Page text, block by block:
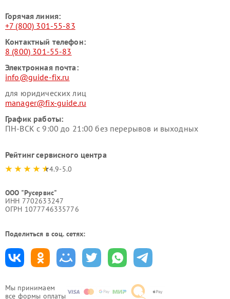
Мы принимаем
все формы оплаты
Горячая линия:
+7 (800) 301-55-83
Контактный телефон:
8 (800) 301-55-83
Электронная почта:
info@guide-fix.ru
для юридических лиц
manager@fix-guide.ru
График работы:
ПН-ВСК с 9:00 до 21:00 без перерывов и выходных
Рейтинг сервисного центра
4.9-5.0
ООО "Русервис"
ИНН 7702633247
ОГРН 1077746335776
Поделиться в соц. сетях: